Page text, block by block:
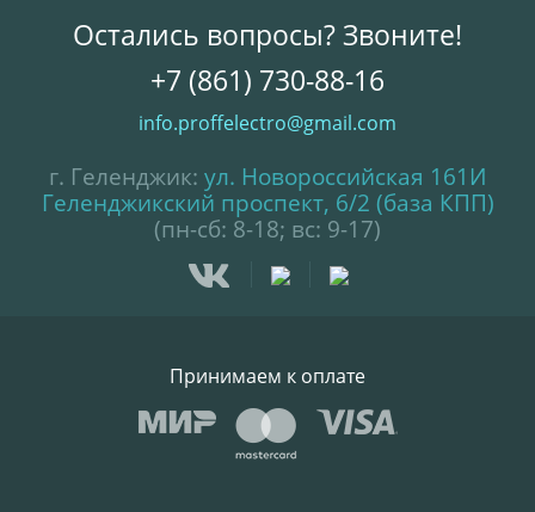
Остались вопросы? Звоните!
+7 (861) 730-88-16
info.proffelectro@gmail.com
г. Геленджик: ул. Новороссийская 161И
Геленджикский проспект, 6/2 (база КПП)
(пн-сб: 8-18; вс: 9-17)
Принимаем к оплате